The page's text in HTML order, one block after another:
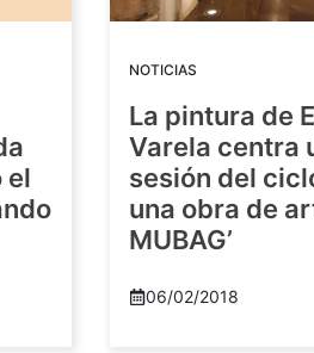
el
NOTICIAS
La pintura de
Varela centra
sesión del
una obra de
MUBAG’
06/02/2018